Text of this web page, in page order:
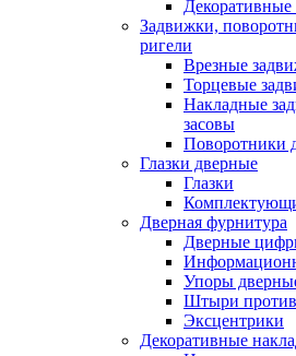
Декоративные
Задвижки,
ригели
Врезные
Торцевые
Накладные
засовы
Поворотники
Глазки дверные
Глазки
Дверная фурнитура
Дверные
Упоры
Штыри
Эксцентрики
Декоративные